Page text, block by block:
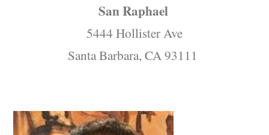
San Raphael
5444 Hollister Ave
Santa Barbara, CA 93111